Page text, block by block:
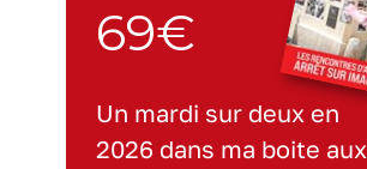
69€
Un mardi sur deux en
2026 dans ma boite aux